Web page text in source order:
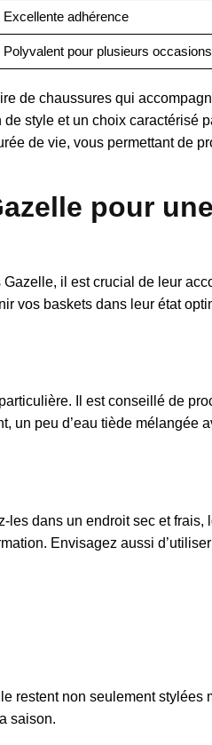
Excellente adhérence
Polyvalent pour plusieurs occasions
de chaussures qui
style et un choix caractérisé
de vie, vous permettant de
pour
il est crucial de leur
vos baskets dans leur état
Il est conseillé de
un peu d’eau tiède mélangée
les dans un endroit sec et
Envisagez aussi
restent non seulement stylées
saison.